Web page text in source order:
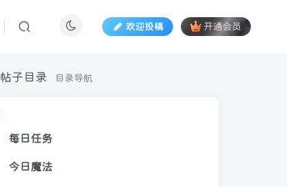
欢迎投稿 开通会员
帖子目录 目录导航
每日任务
今日魔法